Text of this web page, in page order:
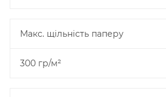
Макс. щільність паперу
300 гр/м²